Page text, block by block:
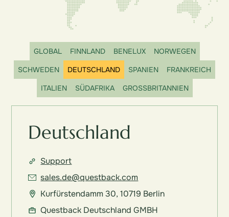
GLOBAL FINNLAND BENELUX
NORWEGEN
SCHWEDEN
DEUTSCHLAND SPANIEN
FRANKREICH
ITALIEN
SÜDAFRIKA GROSSBRITANNIEN
Deutschland
Support
sales.de@questback.com
Kurfürstendamm 30, 10719 Berlin
Questback Deutschland GMBH